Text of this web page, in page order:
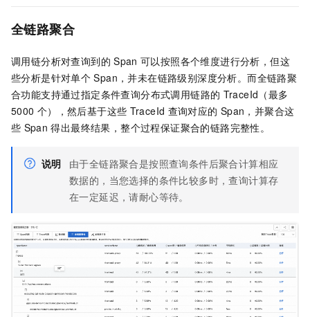
全链路聚合
调用链分析对查询到的 Span 可以按照各个维度进行分析，但这
些分析是针对单个 Span，并未在链路级别深度分析。而全链路聚
合功能支持通过指定条件查询分布式调用链路的 TraceId（最多
5000 个），然后基于这些 TraceId 查询对应的 Span，并聚合这
些 Span 得出最终结果，整个过程保证聚合的链路完整性。
说明
由于全链路聚合是按照查询条件后聚合计算相应
数据的，当您选择的条件比较多时，查询计算存
在一定延迟，请耐心等待。